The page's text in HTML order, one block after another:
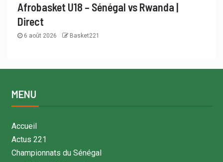
Afrobasket U18 – Sénégal vs Rwanda |
Direct
6 août 2026 Basket221
MENU
Accueil
Actus 221
Championnats du Sénégal